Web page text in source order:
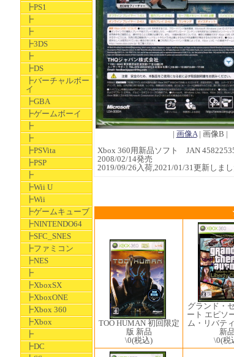
┣PS1
┣
┣
┣3DS
┣
┣DS
┣バーチャルボー
イ
┣GBA
┣ゲームボーイ
┣
┣
┣PSVita
┣PSP
┣
┣Wii U
┣Wii
┣ゲームキューブ
┣NINTENDO64
┣SFC_SNES
┣ファミコン
┣NES
┣
┣XboxSX
┣XboxONE
┣Xbox 360
┣Xbox
┣
┣DC
| 画像A| 画像B |
Xbox 360用新品ソフト JAN
2008/02/14発売
2019/09/26入荷,2021/01/31更新しまし
TOO HUMAN 初回限定
版 新品
\0(税込)
グランド・
ート エピソ
ム・リバテ
新品
\0(税